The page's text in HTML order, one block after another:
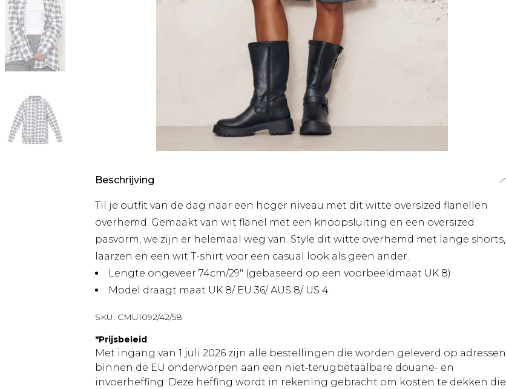
Beschrijving
Til je outfit van de dag naar een hoger niveau met dit witte oversized flanellen
overhemd. Gemaakt van wit flanel met een knoopsluiting en een oversized
pasvorm, we zijn er helemaal weg van. Style dit witte overhemd met lange shorts,
laarzen en een wit T-shirt voor een casual look als geen ander.
Lengte ongeveer 74cm/29" (gebaseerd op een voorbeeldmaat UK 8)
Model draagt maat UK 8/ EU 36/ AUS 8/ US 4
SKU: CMU1092/42/58
*Prijsbeleid
Met ingang van 1 juli 2026 zijn alle bestellingen die worden geleverd op adressen
binnen de EU onderworpen aan een niet‑terugbetaalbare douane- en
invoerheffing. Deze heffing wordt in rekening gebracht om kosten te dekken die